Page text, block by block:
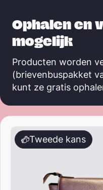
Ophalen en
mogelijk
Producten worden
(brievenbuspakket
kunt ze gratis
Roze tasje – L.K. Bennett
Tweede kans